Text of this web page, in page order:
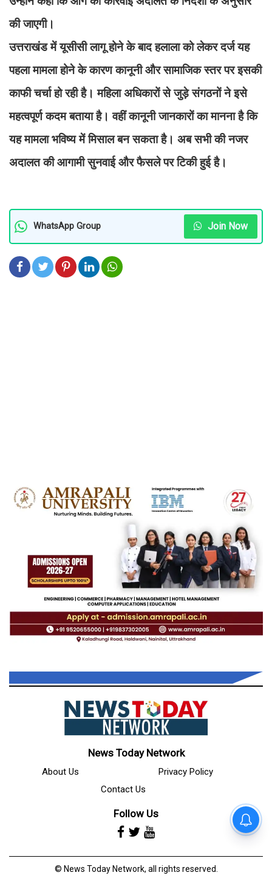
की जाएगी।
उत्तराखंड में यूसीसी लागू होने के बाद हलाला को लेकर दर्ज यह
पहला मामला होने के कारण कानूनी और सामाजिक स्तर पर इसकी
काफी चर्चा हो रही है। महिला अधिकारों से जुड़े संगठनों ने इसे
महत्वपूर्ण कदम बताया है। वहीं कानूनी जानकारों का मानना है कि
यह मामला भविष्य में मिसाल बन सकता है। अब सभी की नजर
अदालत की आगामी सुनवाई और फैसले पर टिकी हुई है।
WhatsApp Group Join Now
News Today Network
About Us
Privacy Policy
Contact Us
Follow Us
© News Today Network, all rights reserved.